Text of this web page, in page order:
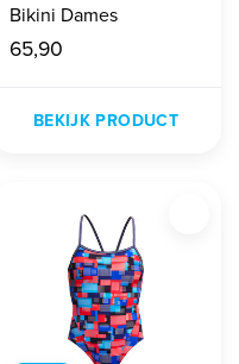
Bikini Dames
65,90
BEKIJK PRODUCT